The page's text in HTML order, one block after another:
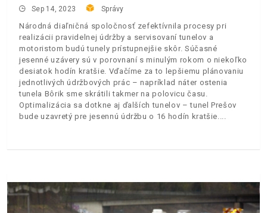
Sep 14, 2023 Správy
Národná diaľničná spoločnosť zefektívnila procesy pri
realizácii pravidelnej údržby a servisovaní tunelov a
motoristom budú tunely prístupnejšie skôr. Súčasné
jesenné uzávery sú v porovnaní s minulým rokom o niekoľko
desiatok hodín kratšie. Vďačíme za to lepšiemu plánovaniu
jednotlivých údržbových prác – napríklad náter ostenia
tunela Bôrik sme skrátili takmer na polovicu času.
Optimalizácia sa dotkne aj ďalších tunelov – tunel Prešov
bude uzavretý pre jesennú údržbu o 16 hodín kratšie.